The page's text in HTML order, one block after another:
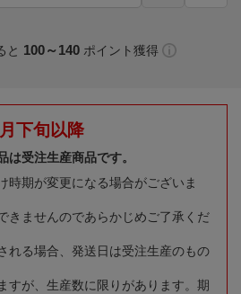
と 100～140 ポイント獲得
下旬以降
は受注生産商品です。
時期が変更になる場合がございま
きませんのであらかじめご了承くだ
れる場合、発送日は受注生産のもの
すが、生産数に限りがあります。期